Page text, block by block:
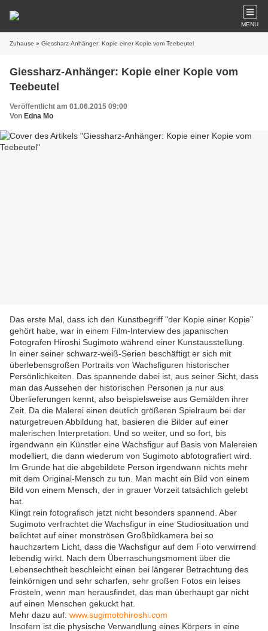
MENU
Zuhause » Giessharz-Anhänger: Kopie einer Kopie vom Teebeutel
Giessharz-Anhänger: Kopie einer Kopie vom
Teebeutel
Veröffentlicht am 01.06.2015 09:00
Von Edna Mo
Das erste Mal, dass ich den Kunstbegriff "der Kopie einer Kopie"
gehört habe, war in einem Film-Interview des japanischen
Fotografen Hiroshi Sugimoto während einer Kunstausstellung.
In einer seiner schwarz-weiß-Serien beschäftigt er sich mit
überlebensgroßen Portraits von Wachsfiguren historischer
Persönlichkeiten. Das spannende dabei ist, aus seiner Sicht, dass
man das Aussehen der historischen Personen ja nur aus
Überlieferungen kennt, also beispielsweise aus Gemälden ihrer
Zeit. Da die Malerei einen deutlich größeren Spielraum bei der
naturgetreuen Abbildung hat, basieren die Bilder auf einer
malerischen Interpretation. Und so weiter, und so fort, bis
irgendwann ein Künstler eine Wachsfigur auf Basis von Malereien
modelliert, die dann wiederum von Sugimoto abfotografiert wird.
Im Grunde hat die abgebildete Person irgendwann nichts mehr
mit dem Original-Mensch zu tun. Man macht ein Bild von einem
Bild von einem Mensch, der in grauer Vorzeit tatsächlich gelebt
hat.
Klingt rein fotografisch jetzt nicht besonders spannend. Aber
Sugimoto verfrachtet die Wachsfigur in eine Studiosituation und
belichtet auf einer monströsen Großbildkamera bei so
hauchzartem Licht, dass die Wachsfigur auf dem Foto verwirrend
lebendig wirkt. Nach dem Überraschungsmoment über die
Lebensechtheit beschleicht einen bei längerer Betrachtung des
feinkörnigen und sehr scharfen, sehr großen Fotos ein leises
Frösteln, wenn man herausfindet, das man überhaupt gar nicht
auf einen Menschen gekuckt hat.
Mehr dazu auf: www.sugimotohiroshi.com
Insofern ist die physische Verwandlung eines Körpers in eine